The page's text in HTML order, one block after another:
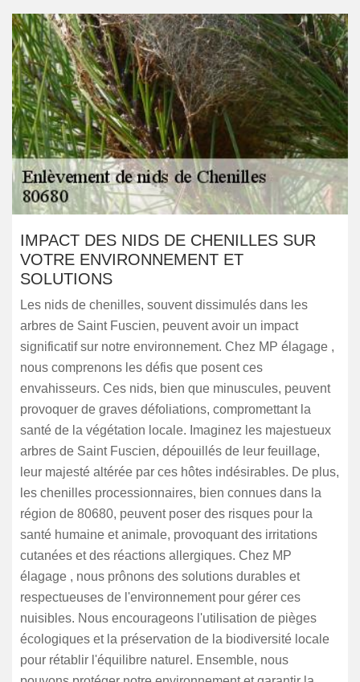
IMPACT DES NIDS DE CHENILLES SUR
VOTRE ENVIRONNEMENT ET
SOLUTIONS
Les nids de chenilles, souvent dissimulés dans les
arbres de Saint Fuscien, peuvent avoir un impact
significatif sur notre environnement. Chez MP élagage ,
nous comprenons les défis que posent ces
envahisseurs. Ces nids, bien que minuscules, peuvent
provoquer de graves défoliations, compromettant la
santé de la végétation locale. Imaginez les majestueux
arbres de Saint Fuscien, dépouillés de leur feuillage,
leur majesté altérée par ces hôtes indésirables. De plus,
les chenilles processionnaires, bien connues dans la
région de 80680, peuvent poser des risques pour la
santé humaine et animale, provoquant des irritations
cutanées et des réactions allergiques. Chez MP
élagage , nous prônons des solutions durables et
respectueuses de l'environnement pour gérer ces
nuisibles. Nous encourageons l'utilisation de pièges
écologiques et la préservation de la biodiversité locale
pour rétablir l'équilibre naturel. Ensemble, nous